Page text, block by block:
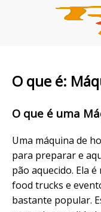
O que é:
O que é uma
Uma máquina de
para preparar e
pão aquecido. Ela
food trucks e
bastante popular.